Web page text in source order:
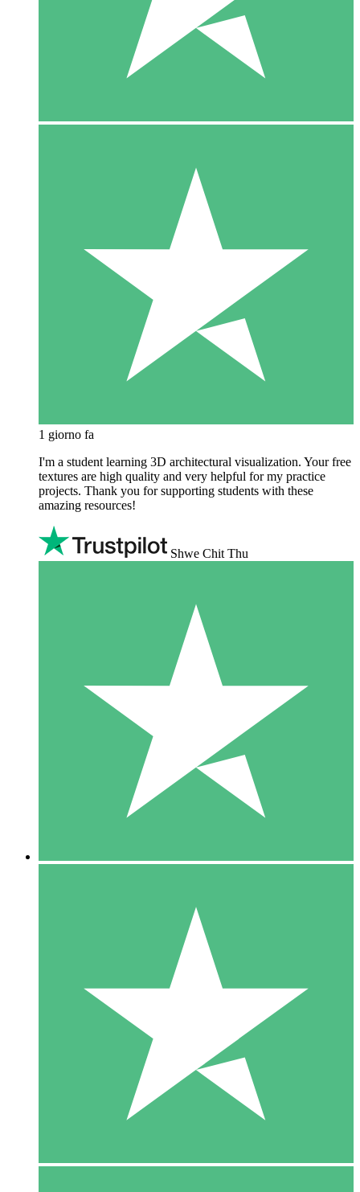
1 giorno fa
I'm a student learning 3D architectural visualization. Your free
textures are high quality and very helpful for my practice
projects. Thank you for supporting students with these
amazing resources!
Shwe Chit Thu